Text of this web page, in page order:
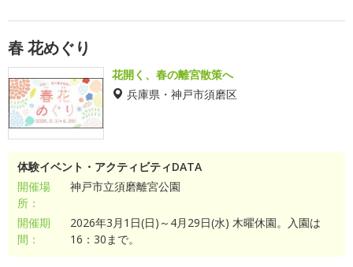
春 花めぐり
花開く、春の離宮散策へ
兵庫県・神戸市須磨区
体験イベント・アクティビティDATA
開催場
所：
神戸市立須磨離宮公園
開催期
間：
2026年3月1日(日)～4月29日(水) 木曜休園。入園は
16：30まで。